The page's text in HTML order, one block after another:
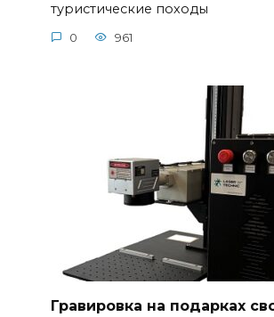
туристические походы
0 961
Гравировка на подарках